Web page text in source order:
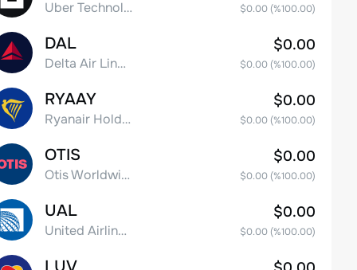
Uber Technologies, Inc. $0.00(%100.00)
DAL
Delta Air Lines, Inc.
$0.00
$0.00(%100.00)
RYAAY
Ryanair Holdings plc American Depositary Shares
$0.00
$0.00(%100.00)
OTIS
Otis Worldwide Corporation
$0.00
$0.00(%100.00)
UAL
United Airlines Holdings, Inc. Common Stock
$0.00
$0.00(%100.00)